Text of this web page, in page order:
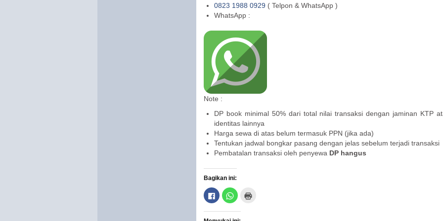
0823 1988 0929 ( Telpon & WhatsApp )
WhatsApp :
Note :
DP book minimal 50% dari total nilai transaksi dengan jaminan KTP
identitas lainnya
Harga sewa di atas belum termasuk PPN (jika ada)
Tentukan jadwal bongkar pasang dengan jelas sebelum terjadi transaksi
Pembatalan transaksi oleh penyewa DP hangus
Bagikan ini:
K
l
k
K
l
k
u